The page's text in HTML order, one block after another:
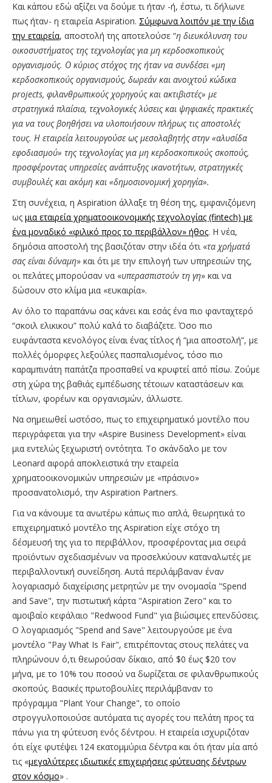
Και κάπου εδώ αξίζει να δούμε τι ήταν -ή, έστω, τι δήλωνε
πως ήταν- η εταιρεία Aspiration. Σύμφωνα λοιπόν με την ίδια
την εταιρεία, αποστολή της αποτελούσε “η διευκόλυνση του
οικοσυστήματος της τεχνολογίας για μη κερδοσκοπικούς
οργανισμούς. Ο κύριος στόχος της ήταν να συνδέσει «μη
κερδοσκοπικούς οργανισμούς, δωρεάν και ανοιχτού κώδικα
projects, φιλανθρωπικούς χορηγούς και ακτιβιστές» με
στρατηγικά πλαίσια, τεχνολογικές λύσεις και ψηφιακές πρακτικές
για να τους βοηθήσει να υλοποιήσουν πλήρως τις αποστολές
τους. Η εταιρεία λειτουργούσε ως μεσολαβητής στην «αλυσίδα
εφοδιασμού» της τεχνολογίας για μη κερδοσκοπικούς σκοπούς,
προσφέροντας υπηρεσίες ανάπτυξης ικανοτήτων, στρατηγικές
συμβουλές και ακόμη και «δημοσιονομική χορηγία».
Στη συνέχεια, η Aspiration άλλαξε τη θέση της, εμφανιζόμενη
ως μια εταιρεία χρηματοοικονομικής τεχνολογίας (fintech) με
ένα μοναδικό «φιλικό προς το περιβάλλον» ήθος. Η νέα,
δημόσια αποστολή της βασιζόταν στην ιδέα ότι «τα χρήματά
σας είναι δύναμη» και ότι με την επιλογή των υπηρεσιών της,
οι πελάτες μπορούσαν να «υπερασπιστούν τη γη» και να
δώσουν στο κλίμα μια «ευκαιρία».
Αν όλο το παραπάνω σας κάνει και εσάς ένα πιο φανταχτερό
“σκοιλ ελικικου” πολύ καλά το διαβάζετε. Όσο πιο
ευφάνταστα κενολόγος είναι ένας τίτλος ή “μια αποστολή”, με
πολλές όμορφες λεξούλες πασπαλισμένος, τόσο πιο
καραμπινάτη παπάτζα προσπαθεί να κρυφτεί από πίσω. Ζούμε
στη χώρα της βαθιάς εμπέδωσης τέτοιων καταστάσεων και
τίτλων, φορέων και οργανισμών, άλλωστε.
Να σημειωθεί ωστόσο, πως το επιχειρηματικό μοντέλο που
περιγράφεται για την «Aspire Business Development» είναι
μια εντελώς ξεχωριστή οντότητα. Το σκάνδαλο με τον
Leonard αφορά αποκλειστικά την εταιρεία
χρηματοοικονομικών υπηρεσιών με «πράσινο»
προσανατολισμό, την Aspiration Partners.
Για να κάνουμε τα ανωτέρω κάπως πιο απλά, θεωρητικά το
επιχειρηματικό μοντέλο της Aspiration είχε στόχο τη
δέσμευσή της για το περιβάλλον, προσφέροντας μια σειρά
προϊόντων σχεδιασμένων να προσελκύουν καταναλωτές με
περιβαλλοντική συνείδηση. Αυτά περιλάμβαναν έναν
λογαριασμό διαχείρισης μετρητών με την ονομασία "Spend
and Save", την πιστωτική κάρτα "Aspiration Zero" και το
αμοιβαίο κεφάλαιο "Redwood Fund" για βιώσιμες επενδύσεις.
Ο λογαριασμός "Spend and Save" λειτουργούσε με ένα
μοντέλο "Pay What Is Fair", επιτρέποντας στους πελάτες να
πληρώνουν ό,τι θεωρούσαν δίκαιο, από $0 έως $20 τον
μήνα, με το 10% του ποσού να δωρίζεται σε φιλανθρωπικούς
σκοπούς. Βασικές πρωτοβουλίες περιλάμβαναν το
πρόγραμμα "Plant Your Change", το οποίο
στρογγυλοποιούσε αυτόματα τις αγορές του πελάτη προς τα
πάνω για τη φύτευση ενός δέντρου. Η εταιρεία ισχυριζόταν
ότι είχε φυτέψει 124 εκατομμύρια δέντρα και ότι ήταν μία από
τις «μεγαλύτερες ιδιωτικές επιχειρήσεις φύτευσης δέντρων
στον κόσμο» .